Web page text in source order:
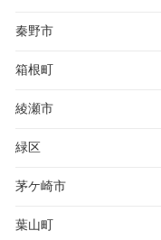
秦野市
箱根町
綾瀬市
緑区
茅ケ崎市
葉山町